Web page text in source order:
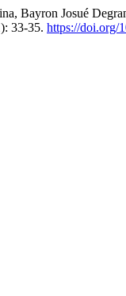
Bayron Josué
33-35. https://doi.org/